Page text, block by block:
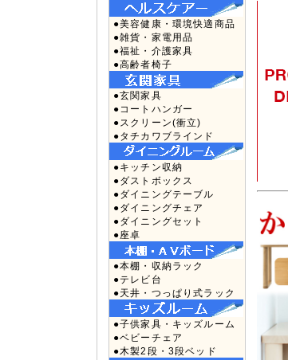
●美容健康・環境快適商品
●雑貨・家電用品
●福祉・介護家具
●高齢者椅子
●玄関家具
●コートハンガー
●スクリーン(衝立)
●タチカワブラインド
●キッチン収納
●ダストボックス
●ダイニングテーブル
●ダイニングチェア
●ダイニングセット
●座卓
●本棚・収納ラック
●テレビ台
●天井・つっぱり式ラック
●子供家具・キッズルーム
●ベビーチェア
●木製2段・3段ベッド